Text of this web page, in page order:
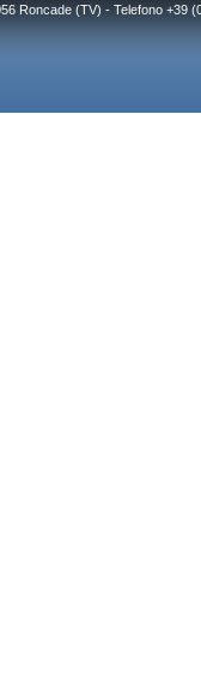
Roncade (TV) - Telefono